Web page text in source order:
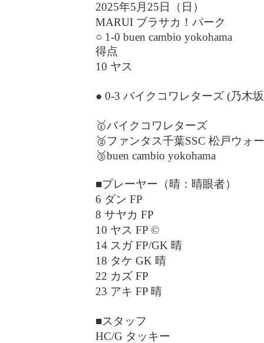
2025年5月25日（日）
MARUI ブラサカ！パーク
○ 1-0 buen cambio yokohama
得点
10 ヤス
● 0-3 バイクコワレターズ (乃木
🥇バイクコワレターズ
🥈ファンタス千葉SSC 松戸ウォ
🥉buen cambio yokohama
■プレーヤー（晴：晴眼者）
6 ダン FP
8 サヤカ FP
10 ヤス FP ©
14 スガ FP/GK 晴
18 タケ GK 晴
22 カズ FP
23 アキ FP 晴
■スタッフ
HC/G タッキー